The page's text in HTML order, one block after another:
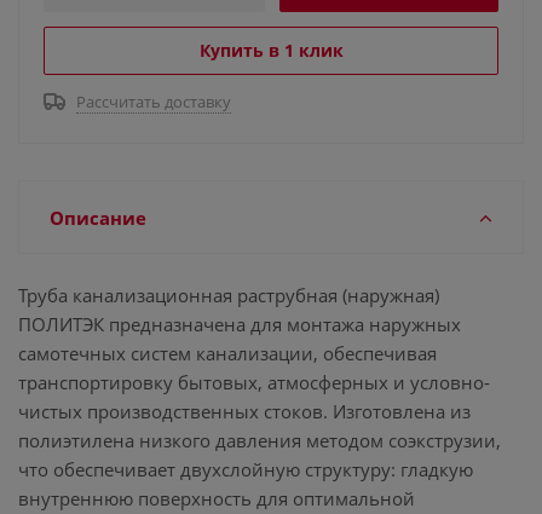
Купить в 1 клик
Рассчитать доставку
Описание
Труба канализационная раструбная (наружная)
ПОЛИТЭК предназначена для монтажа наружных
самотечных систем канализации, обеспечивая
транспортировку бытовых, атмосферных и условно-
чистых производственных стоков. Изготовлена из
полиэтилена низкого давления методом соэкструзии,
что обеспечивает двухслойную структуру: гладкую
внутреннюю поверхность для оптимальной